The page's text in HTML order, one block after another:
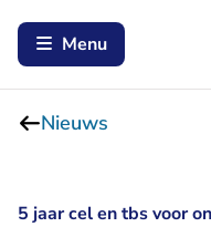
Menu
Nieuws
5 jaar cel en tbs voor